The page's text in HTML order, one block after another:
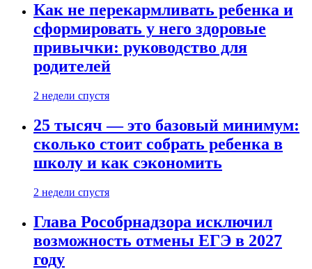
Как не перекармливать ребенка и
сформировать у него здоровые
привычки: руководство для
родителей
2 недели спустя
25 тысяч — это базовый минимум:
сколько стоит собрать ребенка в
школу и как сэкономить
2 недели спустя
Глава Рособрнадзора исключил
возможность отмены ЕГЭ в 2027
году